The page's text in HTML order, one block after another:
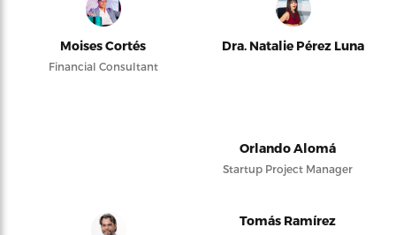
Moises Cortés
Financial Consultant
Dra. Natalie Pérez Luna
Orlando Alomá
Startup Project Manager
Tomás Ramírez